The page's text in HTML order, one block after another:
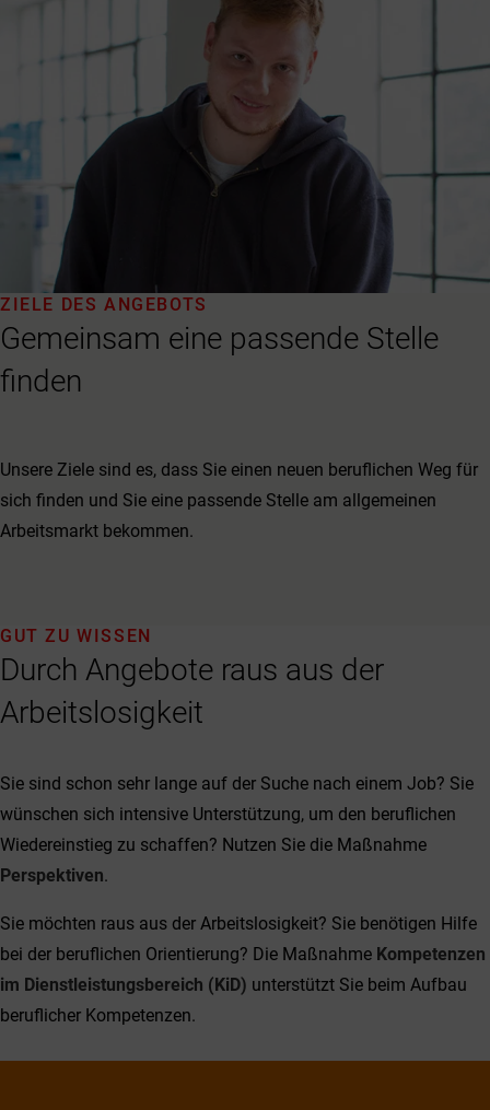
Gemeinsam eine passende Stelle
finden
ZIELE DES ANGEBOTS
Unsere Ziele sind es, dass Sie einen neuen beruflichen Weg für
sich finden und Sie eine passende Stelle am allgemeinen
Arbeitsmarkt bekommen.
Durch Angebote raus aus der
Arbeitslosigkeit
GUT ZU WISSEN
Sie sind schon sehr lange auf der Suche nach einem Job? Sie
wünschen sich intensive Unterstützung, um den beruflichen
Wiedereinstieg zu schaffen? Nutzen Sie die Maßnahme
Perspektiven.
Sie möchten raus aus der Arbeitslosigkeit? Sie benötigen Hilfe
bei der beruflichen Orientierung? Die Maßnahme Kompetenzen
im Dienstleistungsbereich (KiD) unterstützt Sie beim Aufbau
beruflicher Kompetenzen.